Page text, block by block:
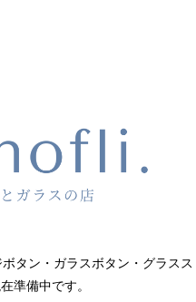
タン・ガラスボタン・グラスス
準備中です。